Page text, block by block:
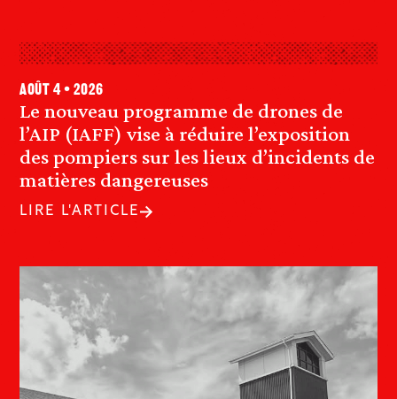
Le nouveau programme de drones de
l’AIP (IAFF) vise à réduire l’exposition
des pompiers sur les lieux d’incidents de
matières dangereuses
août 4 • 2026
LIRE L'ARTICLE